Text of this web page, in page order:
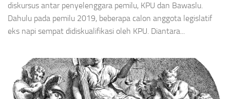
diskursus antar penyelenggara pemilu, KPU dan Bawaslu.
Dahulu pada pemilu 2019, beberapa calon anggota legislatif
eks napi sempat didiskualifikasi oleh KPU. Diantara...